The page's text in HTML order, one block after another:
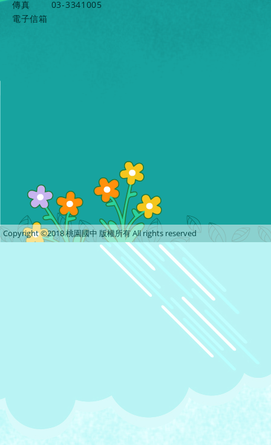
傳真
03-3341005
電子信箱
Copyright ©2018 桃園國中 版權所有 All rights reserved